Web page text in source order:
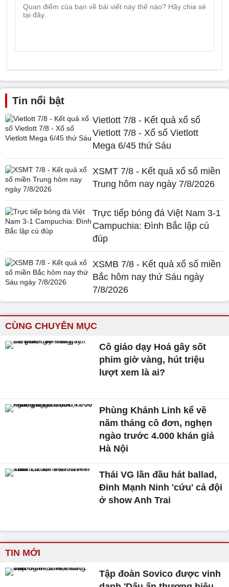
Tin nổi bật
Vietlott 7/8 - Kết quả xổ số
Vietlott 7/8 - Xổ số Vietlott
Mega 6/45 thứ Sáu
XSMT 7/8 - Kết quả xổ số miền
Trung hôm nay ngày 7/8/2026
Trực tiếp bóng đá Việt Nam 3-1
Campuchia: Đình Bắc lập cú
đúp
XSMB 7/8 - Kết quả xổ số miền
Bắc hôm nay thứ Sáu ngày
7/8/2026
CÙNG CHUYÊN MỤC
Cô giáo dạy Hoá gây sốt
phim giờ vàng, hút triệu
lượt xem là ai?
Phùng Khánh Linh kể về
năm tháng cô đơn, nghẹn
ngào trước 4.000 khán giả
Hà Nội
Thái VG lần đầu hát ballad,
Đinh Mạnh Ninh 'cứu' cả đội
ở show Anh Trai
TIN MỚI
Tập đoàn Sovico được vinh